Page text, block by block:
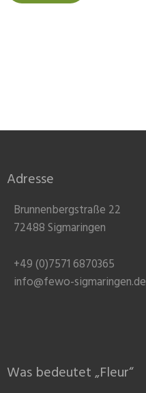
Adresse
Brunnenbergstraße 22
72488 Sigmaringen
+49 (0)7571 6870365
info@fewo-sigmaringen.de
Was bedeutet „Fleur“